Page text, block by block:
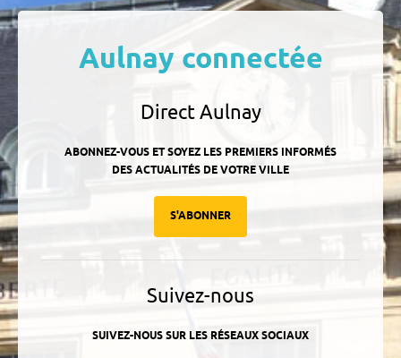
Aulnay connectée
Direct Aulnay
ABONNEZ-VOUS ET SOYEZ LES PREMIERS INFORMÉS
DES ACTUALITÉS DE VOTRE VILLE
S'ABONNER
Suivez-nous
SUIVEZ-NOUS SUR LES RÉSEAUX SOCIAUX